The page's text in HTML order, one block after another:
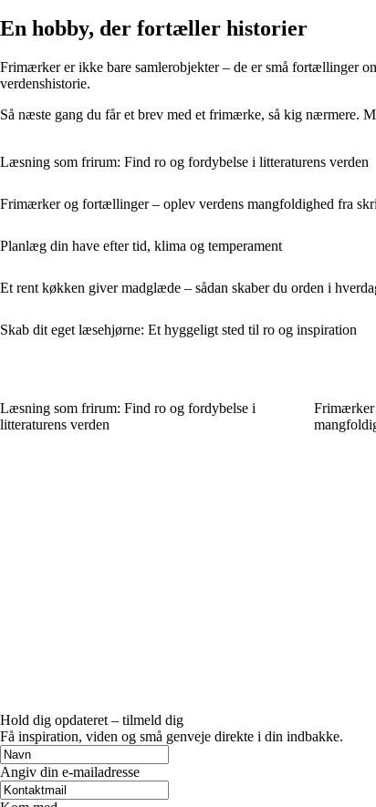
En hobby, der fortæller historier
Frimærker er ikke bare samlerobjekter – de er små fortællinger
verdenshistorie.
Så næste gang du får et brev med et frimærke, så kig nærmere.
Læsning som frirum: Find ro og fordybelse i litteraturens verden
Frimærker og fortællinger – oplev verdens mangfoldighed fra
Planlæg din have efter tid, klima og temperament
Et rent køkken giver madglæde – sådan skaber du orden i
Skab dit eget læsehjørne: Et hyggeligt sted til ro og inspiration
Læsning som frirum: Find ro og fordybelse i
litteraturens verden
Frimærker
Hold dig opdateret – tilmeld dig
Få inspiration, viden og små genveje direkte i din indbakke.
Angiv din e-mailadresse